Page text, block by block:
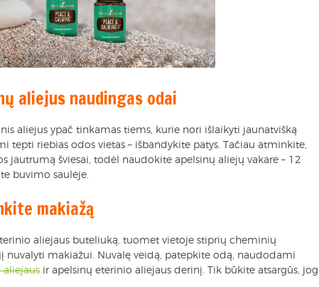
aliejus naudingas odai
aliejus ypač tinkamas tiems, kurie nori išlaikyti jaunatvišką
tepti riebias odos vietas – išbandykite patys. Tačiau atminkite,
jautrumą šviesai, todėl naudokite apelsinų aliejų vakare – 12
buvimo saulėje.
makiažą
aliejaus buteliuką, tuomet vietoje stiprių cheminių
nuvalyti makiažui. Nuvalę veidą, patepkite odą, naudodami
aliejaus ir apelsinų eterinio aliejaus derinį. Tik būkite atsargūs, jog